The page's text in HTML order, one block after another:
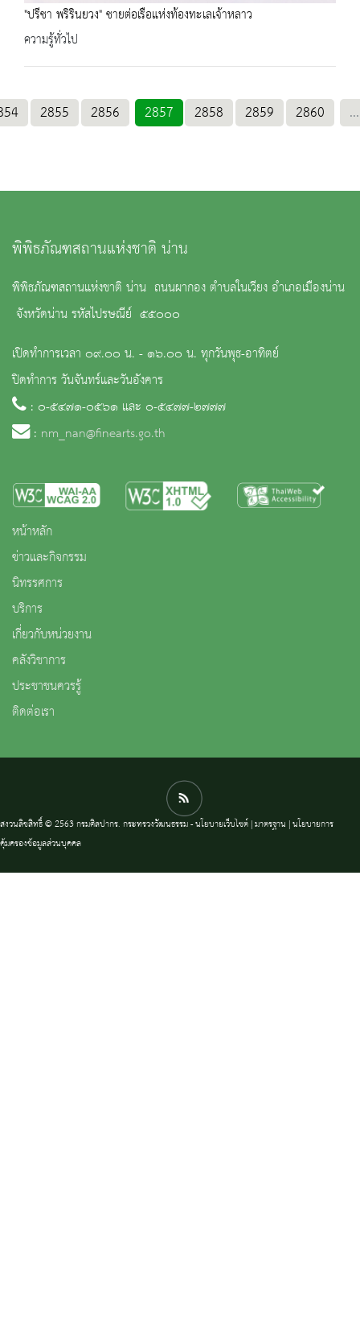
"ปรีชา พริรินยวง" ชายต่อเรือแห่งท้องทะเลเจ้าหลาว
ความรู้ทั่วไป
2855 2856 2857 2858 2859 2860 ...
พิพิธภัณฑสถานแห่งชาติ น่าน
พิพิธภัณฑสถานแห่งชาติ น่าน ถนนผากอง ตำบลในเวียง อำเภอเมืองน่าน
จังหวัดน่าน รหัสไปรษณีย์ ๕๕๐๐๐
เปิดทำการเวลา ๐๙.๐๐ น. - ๑๖.๐๐ น. ทุกวันพุธ-อาทิตย์
ปิดทำการ วันจันทร์และวันอังคาร
: ๐-๕๔๗๑-๐๕๖๑ และ ๐-๕๔๗๗-๒๗๗๗
: nm_nan@finearts.go.th
หน้าหลัก
ข่าวและกิจกรรม
นิทรรศการ
บริการ
เกี่ยวกับหน่วยงาน
คลังวิชาการ
ประชาชนควรรู้
ติดต่อเรา
สงวนลิขสิทธิ์ © 2563 กรมศิลปากร. กระทรวงวัฒนธรรม -นโยบายเว็บไซต์|มาตรฐาน |นโยบายการ
คุ้มครองข้อมูลส่วนบุคคล